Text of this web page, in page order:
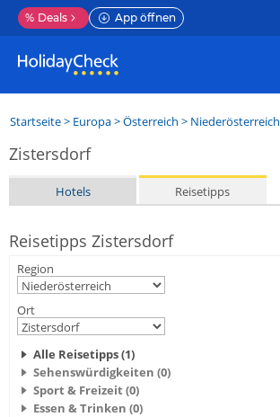
% Deals App öffnen
Startseite> Europa>Österreich > Niederösterreich
Zistersdorf
Hotels Reisetipps
Reisetipps Zistersdorf
Region
Ort
Alle Reisetipps (1)
Sehenswürdigkeiten (0)
Sport & Freizeit (0)
Essen & Trinken (0)